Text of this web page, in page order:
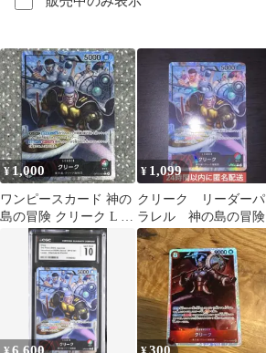
¥1,000
ワンピースカード 神の
島の冒険 クリーク L パ
ラレル
¥ 1,099
クリーク リーダーパ
ラレル 神の島の冒険